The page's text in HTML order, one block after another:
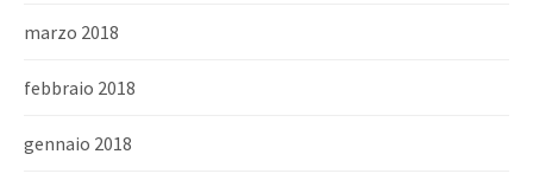
marzo 2018
febbraio 2018
gennaio 2018